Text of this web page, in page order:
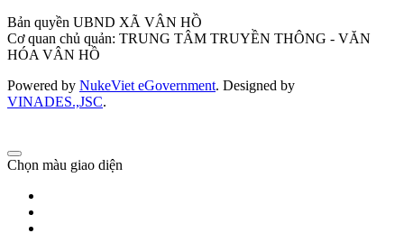
Bản quyền UBND XÃ VÂN HỒ
Cơ quan chủ quản: TRUNG TÂM TRUYỀN THÔNG - VĂN
HÓA VÂN HỒ
Powered by NukeViet eGovernment. Designed by
VINADES.,JSC.
Chọn màu giao diện